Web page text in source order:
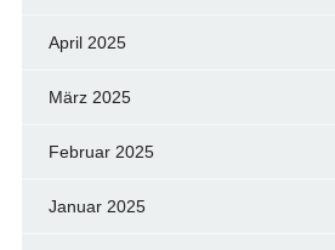
April 2025
März 2025
Februar 2025
Januar 2025